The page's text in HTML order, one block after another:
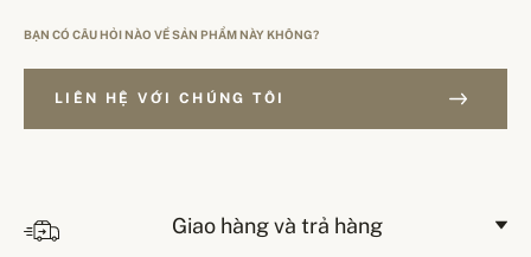
BẠN CÓ CÂU HỎI NÀO VỀ SẢN PHẨM NÀY KHÔNG?
LIÊN HỆ VỚI CHÚNG TÔI
Giao hàng và trả hàng